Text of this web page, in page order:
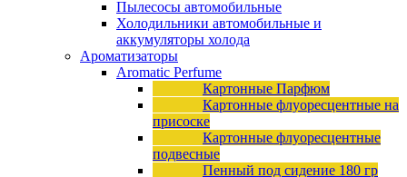
Пылесосы автомобильные
Холодильники автомобильные и
аккумуляторы холода
Ароматизаторы
Aromatic Perfume
Картонные Парфюм
Картонные флуоресцентные на
присоске
Картонные флуоресцентные
подвесные
Пенный под сидение 180 гр